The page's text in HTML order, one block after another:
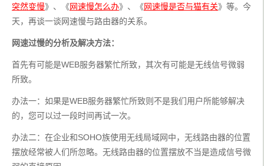
突然变慢》、《网速慢怎么办》、《网速慢是否与猫有关》等。今
天，再谈一谈网速慢与路由器的关系。
网速过慢的分析及解决方法：
首先有可能是WEB服务器繁忙所致，其次有可能是无线信号微弱
所致。
办法一：如果是WEB服务器繁忙所致则不是我们用户所能够解决
的，您可以过一段时间再试一次。
办法二：在企业和SOHO族使用无线局域网中，无线路由器的位置
摆放经常被人们所忽略。无线路由器的位置摆放不当是造成信号微